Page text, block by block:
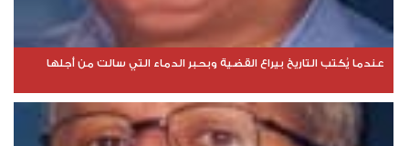
عندما يُكتب التاريخ بيراع القضية وبحبر الدماء التي سالت من أجلها